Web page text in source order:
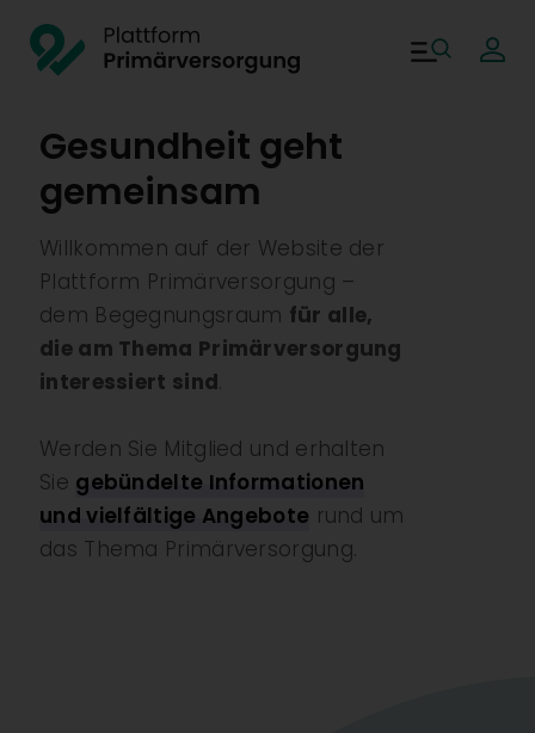
Plattform
Main
Gesundheit geht
gemeinsam
Willkommen auf der Website der
Plattform Primärversorgung –
dem Begegnungsraum für alle,
die am Thema Primärversorgung
interessiert sind.
Werden Sie Mitglied und erhalten
Sie gebündelte Informationen
und vielfältige Angebote rund um
das Thema Primärversorgung.